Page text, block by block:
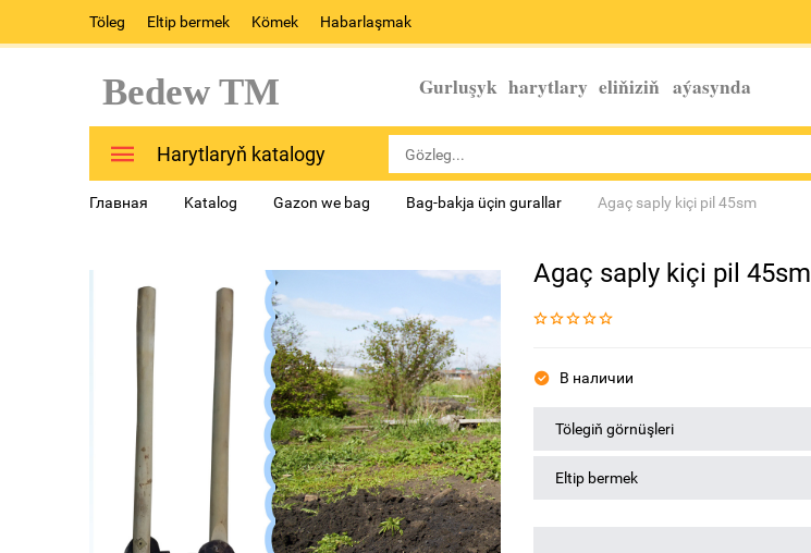
Töleg Eltip bermek Kömek Habarlaşmak
Bedew TM Gurluşyk harytlary eliňiziň aýasynda
Harytlaryň katalogy
Главная Katalog Gazon we bag Bag-bakja üçin gurallar Agaç saply kiçi pil 45sm
Agaç saply kiçi pil 45sm
В наличии
Tölegiň görnüşleri
Eltip bermek